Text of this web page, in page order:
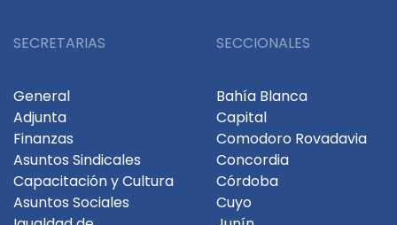
SECRETARIAS
General
Adjunta
Finanzas
Asuntos Sindicales
Capacitación y Cultura
Asuntos Sociales
SECCIONALES
Bahía Blanca
Capital
Comodoro Rovadavia
Concordia
Córdoba
Cuyo